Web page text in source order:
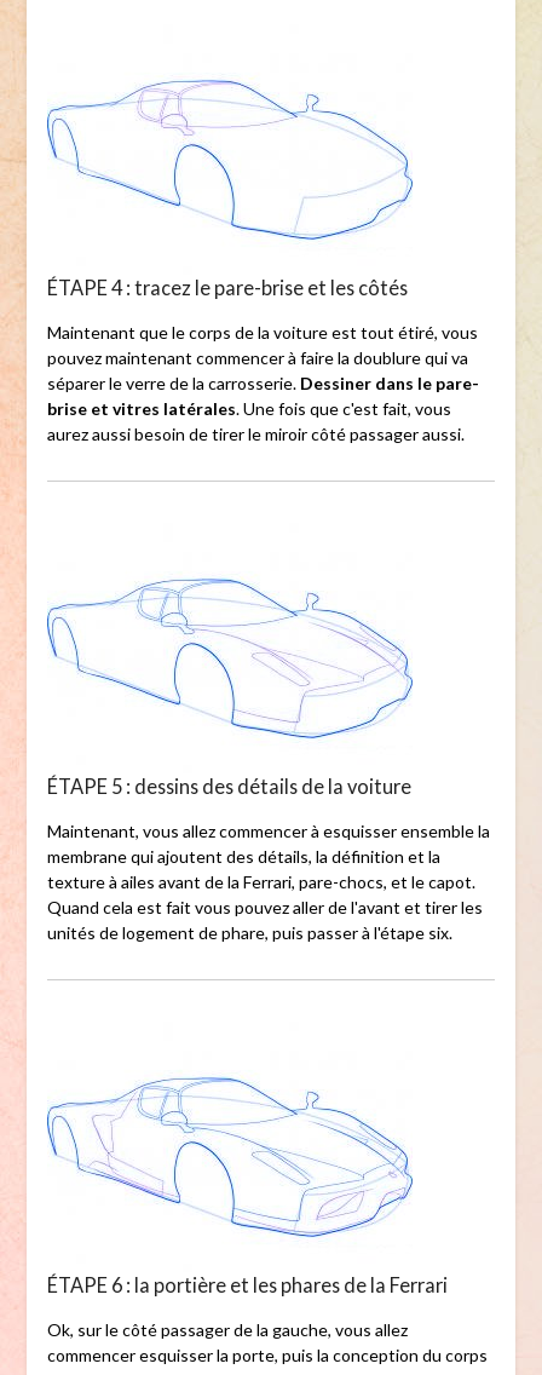
ÉTAPE 4 : tracez le pare-brise et les côtés
Maintenant que le corps de la voiture est tout étiré, vous
pouvez maintenant commencer à faire la doublure qui va
séparer le verre de la carrosserie. Dessiner dans le pare-
brise et vitres latérales. Une fois que c'est fait, vous
aurez aussi besoin de tirer le miroir côté passager aussi.
ÉTAPE 5 : dessins des détails de la voiture
Maintenant, vous allez commencer à esquisser ensemble la
membrane qui ajoutent des détails, la définition et la
texture à ailes avant de la Ferrari, pare-chocs, et le capot.
Quand cela est fait vous pouvez aller de l'avant et tirer les
unités de logement de phare, puis passer à l'étape six.
ÉTAPE 6 : la portière et les phares de la Ferrari
Ok, sur le côté passager de la gauche, vous allez
commencer esquisser la porte, puis la conception du corps